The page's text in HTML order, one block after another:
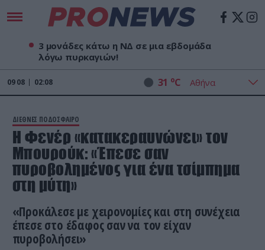
3 μονάδες κάτω η ΝΔ σε μια εβδομάδα
λόγω πυρκαγιών!
09 08 02:09 31 oC
ΔΙΕΘΝΕΣ ΠΟΔΟΣΦΑΙΡΟ
Η Φενέρ «κατακεραυνώνει» τον
Μπουρούκ: «Έπεσε σαν
πυροβολημένος για ένα τσίμπημα
στη μύτη»
«Προκάλεσε με χειρονομίες και στη συνέχεια
έπεσε στο έδαφος σαν να τον είχαν
πυροβολήσει»